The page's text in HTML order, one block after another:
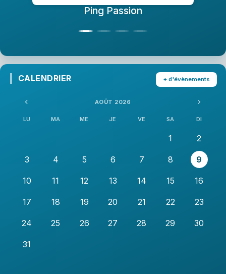
Ping Passion
CALENDRIER
AOÛT 2026
LU MA ME JE VE SA DI
1 2
3 4 5 6 7 8 9
10 11 12 13 14 15 16
17 18 19 20 21 22 23
24 25 26 27 28 29 30
31
+ d'évènements